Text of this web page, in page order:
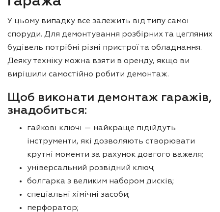
У цьому випадку все залежить від типу самої
споруди. Для демонтування розбірних та цегляних
будівель потрібні різні пристрої та обладнання.
Деяку техніку можна взяти в оренду, якщо ви
вирішили самостійно робити демонтаж.
Щоб виконати демонтаж гаражів,
знадобиться:
гайкові ключі — найкраще підійдуть
інструменти, які дозволяють створювати
крутні моменти за рахунок довгого важеля;
універсальний розвідний ключ;
болгарка з великим набором дисків;
спеціальні хімічні засоби;
перфоратор;